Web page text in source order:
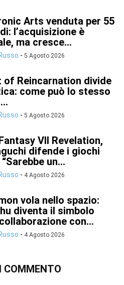
Arts venduta per 55
l’acquisizione è
ma cresce...
- 5 Agosto 2026
of Reincarnation divide
come può lo stesso
- 5 Agosto 2026
VII Revelation,
difende i giochi
un...
- 4 Agosto 2026
vola nello spazio:
diventa il simbolo
con...
- 4 Agosto 2026
COMMENTO